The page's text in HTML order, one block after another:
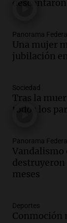
Episodios
Audio.
cayó
Panorama
Episodios
Audio.
Panorama
Episodios
Audio.
Panorama
Episodios
Panorama Federal
Una mujer
jubilación
Sociedad
Tras la
todos los
Panorama Federal
Vandalismo
destruyeron
meses
Deportes
Conmoción